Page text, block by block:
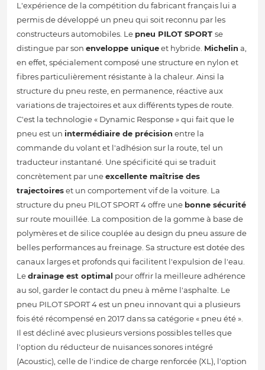
L'expérience de la compétition du fabricant français lui a
permis de développé un pneu qui soit reconnu par les
constructeurs automobiles. Le pneu PILOT SPORT se
distingue par son enveloppe uniqueet hybride. Michelin a,
en effet, spécialement composé une structure en nylon et
fibres particulièrement résistante à la chaleur. Ainsi la
structure du pneu reste, en permanence, réactive aux
variations de trajectoires et aux différents types de route.
C'est la technologie « Dynamic Response » qui fait que le
pneu est un intermédiaire de précision entre la
commande du volant et l'adhésion sur la route, tel un
traducteur instantané. Une spécificité qui se traduit
concrètement par uneexcellente maîtrise des
trajectoireset un comportement vif de la voiture. La
structure du pneu PILOT SPORT 4 offre une bonne sécurité
sur route mouillée. La composition de la gomme à base de
polymères et de silice couplée au design du pneu assure de
belles performances au freinage. Sa structure est dotée des
canaux larges et profonds qui facilitent l'expulsion de l'eau.
Ledrainage est optimal pour offrir la meilleure adhérence
au sol, garder le contact du pneu à même l'asphalte. Le
pneu PILOT SPORT 4 est un pneu innovant qui a plusieurs
fois été récompensé en 2017 dans sa catégorie « pneu été ».
Il est décliné avec plusieurs versions possibles telles que
l'option du réducteur de nuisances sonores intégré
(Acoustic), celle de l'indice de charge renforcée (XL), l'option